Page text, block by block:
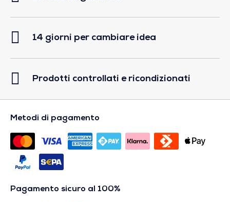
14 giorni per cambiare idea
Prodotti controllati e ricondizionati
Metodi di pagamento
Pagamento sicuro al 100%